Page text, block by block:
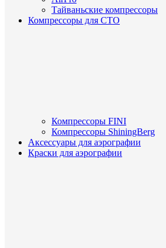
Тайваньские компрессоры
Компрессоры для СТО
Компрессоры FINI
Компрессоры ShiningBerg
Аксессуары для аэрографии
Краски для аэрографии